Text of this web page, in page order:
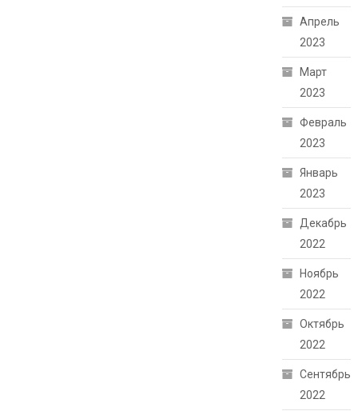
Апрель
2023
Март
2023
Февраль
2023
Январь
2023
Декабрь
2022
Ноябрь
2022
Октябрь
2022
Сентябрь
2022